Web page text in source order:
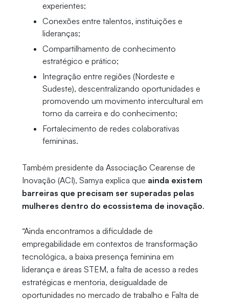
experientes;
Conexões entre talentos, instituições e
lideranças;
Compartilhamento de conhecimento
estratégico e prático;
Integração entre regiões (Nordeste e
Sudeste), descentralizando oportunidades e
promovendo um movimento intercultural em
torno da carreira e do conhecimento;
Fortalecimento de redes colaborativas
femininas.
Também presidente da Associação Cearense de
Inovação (ACI), Samya explica que ainda existem
barreiras que precisam ser superadas pelas
mulheres dentro do ecossistema de inovação.
“Ainda encontramos a dificuldade de
empregabilidade em contextos de transformação
tecnológica, a baixa presença feminina em
liderança e áreas STEM, a falta de acesso a redes
estratégicas e mentoria, desigualdade de
oportunidades no mercado de trabalho e Falta de